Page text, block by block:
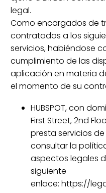
legal.
Como encargados de
contratados a los
servicios, habiéndose
cumplimiento de las
aplicación en materia
el momento de su
HUBSPOT, con
First Street, 2nd
presta servicios de
consultar la
aspectos legales
siguiente
enlace: https://